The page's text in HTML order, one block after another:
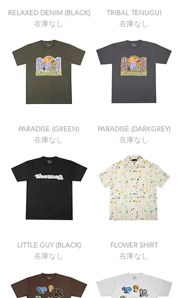
RELAXED DENIM (BLACK)
在庫なし
TRIBAL TENUGUI
在庫なし
PARADISE (GREEN)
在庫なし
PARADISE (DARKGREY)
在庫なし
LITTLE GUY (BLACK)
在庫なし
FLOWER SHIRT
在庫なし